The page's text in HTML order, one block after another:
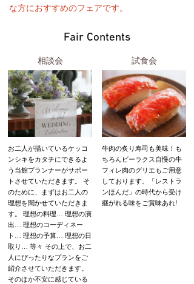
な方におすすめのフェアです。
Fair Contents
相談会
お二人が描いているケッコ
ンシキをカタチにできるよ
う当館プランナーがサポー
トさせていただきます。 そ
のために、まずはお二人の
理想を聞かせていただきま
す。 理想の料理… 理想の演
出… 理想のコーディネー
ト… 理想の予算… 理想の日
取り… 等々 その上で、お二
人にぴったりなプランをご
紹介させていただきます。
そのほか不安に感じている
試食会
牛肉の炙り寿司も美味！も
ちろんビーラクス自慢の牛
フィレ肉のグリエもご用意
しております。「レストラ
ンほんだ」の時代から受け
継がれる味をご賞味あれ!